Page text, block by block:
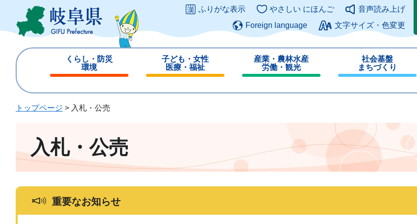
ジ
ュ
このページの本文へ
ふりがな表示 やさしい にほんご
音声読み上げ
Foreign language
文字サイズ・色変更
くらし・防災
環境
じ
子ども・女性
医療・福祉
じ
産業・農林水産
労働・観光
じ
社会基盤
まちづくり
じ
トップページ > 入札・公売
入札・公売
重要なお知らせ